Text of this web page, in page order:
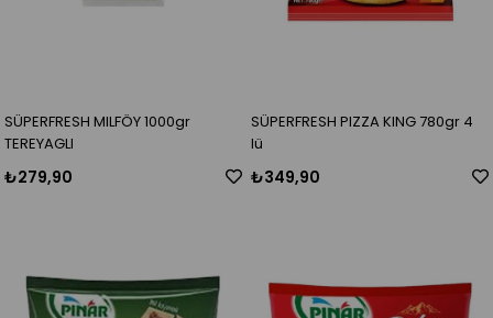
SÜPERFRESH MILFÖY 1000gr
TEREYAGLI
₺279,90
SÜPERFRESH PIZZA KING 780gr 4
lü
₺349,90